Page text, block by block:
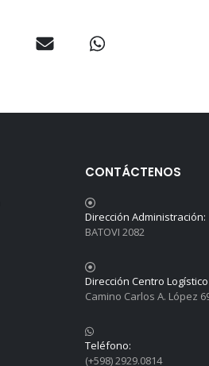
CONTÁCTENOS
Dirección Administración:
BATOVI 2082
Dirección Centro
Camino Carlos A. López
Teléfono:
(+598) 2929.0814